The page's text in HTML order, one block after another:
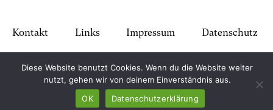
Kontakt Links Impressum Datenschutz
Diese Website benutzt Cookies. Wenn du die Website weiter
nutzt, gehen wir von deinem Einverständnis aus.
OK
Datenschutzerklärung